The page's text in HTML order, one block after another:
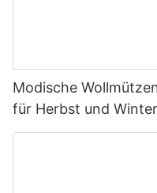
Modische
für Herbst und Winter